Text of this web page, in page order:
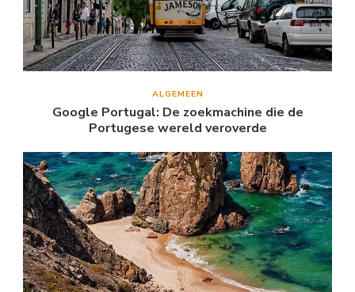
ALGEMEEN
Google Portugal: De zoekmachine die de
Portugese wereld veroverde